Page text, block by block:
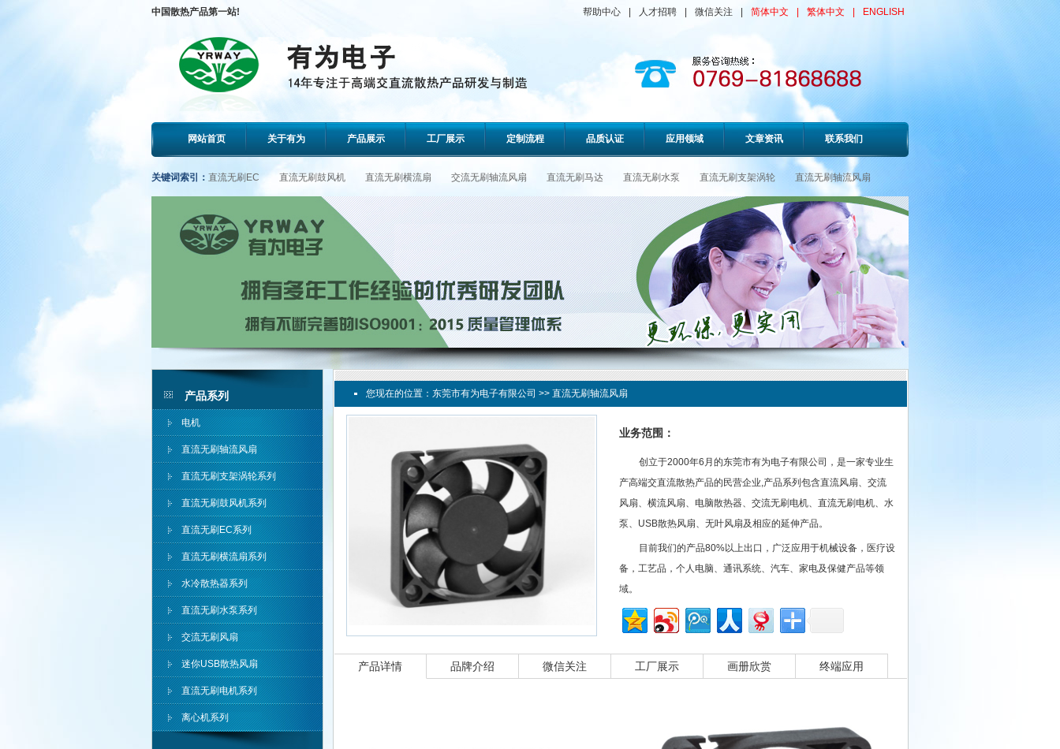
帮助中心 人才招聘 微信关注 简体中文 繁体中文 ENGLISH
中国散热产品第一站!
网站首页 关于有为 产品展示 工厂展示 定制流程 品质认证 应用领域 文章资讯 联系我们
关键词索引： 直流无刷EC 直流无刷鼓风机 直流无刷横流扇 交流无刷轴流风扇 直流无刷马达 直流无刷水泵 直流无刷支架涡轮 直流无刷轴流风扇
产品系列
电机
直流无刷轴流风扇
直流无刷支架涡轮系列
直流无刷鼓风机系列
直流无刷EC系列
直流无刷横流扇系列
水冷散热器系列
直流无刷水泵系列
交流无刷风扇
迷你USB散热风扇
直流无刷电机系列
离心机系列
您现在的位置： 东莞市有为电子有限公司 >> 直流无刷轴流风扇
业务范围：
创立于2000年6月的东莞市有为电子有限公司，是一家专业生
产高端交直流散热产品的民营企业,产品系列包含直流风扇、交流
风扇、横流风扇、电脑散热器、交流无刷电机、直流无刷电机、水
泵、USB散热风扇、无叶风扇及相应的延伸产品。
目前我们的产品80%以上出口，广泛应用于机械设备，医疗设
备，工艺品，个人电脑、通讯系统、汽车、家电及保健产品等领
域。
产品详情 品牌介绍 微信关注 工厂展示 画册欣赏 终端应用